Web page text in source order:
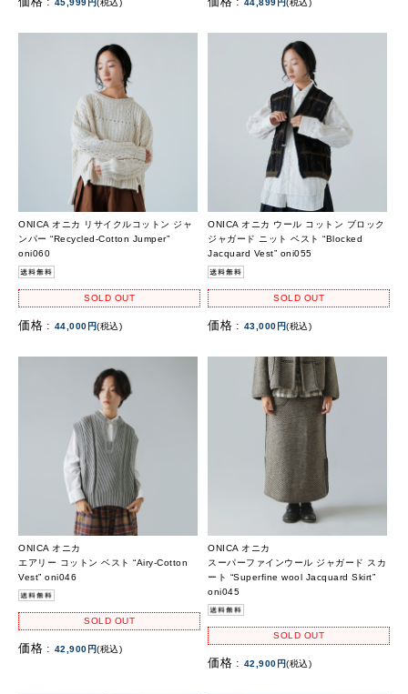
45,999円(税込) 44,899円(税込)
ONICA オニカ リサイクルコットン ジャ
ンパー “Recycled-Cotton Jumper”
oni060
SOLD OUT
価格 : 44,000円(税込)
ONICA オニカ ウール コットン ブロック
ジャガード ニット ベスト “Blocked
Jacquard Vest” oni055
SOLD OUT
価格 : 43,000円(税込)
ONICA オニカ
エアリー コットン ベスト “Airy-Cotton
Vest” oni046
SOLD OUT
価格 : 42,900円(税込)
ONICA オニカ
スーパーファインウール ジャガード スカ
ート “Superfine wool Jacquard Skirt”
oni045
SOLD OUT
価格 : 42,900円(税込)